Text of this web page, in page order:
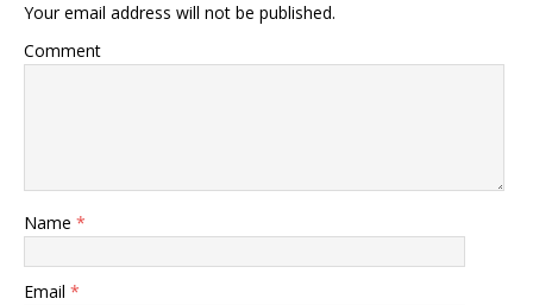
Your email address will not be published.
Comment
Name *
Email *